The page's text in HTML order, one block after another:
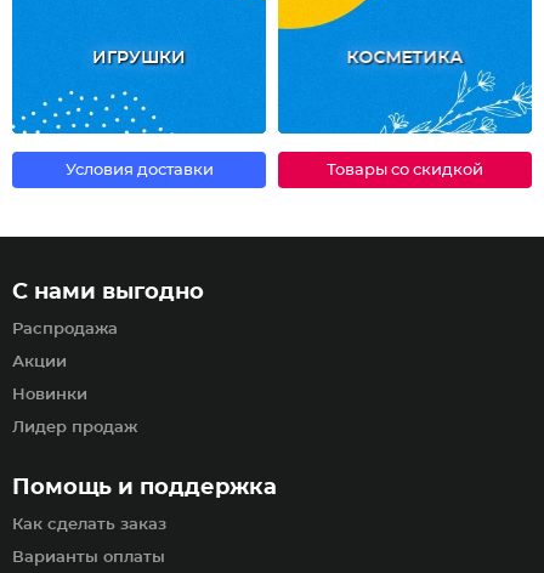
ИГРУШКИ КОСМЕТИКА
Условия доставки Товары со скидкой
Помощь и поддержка
Как сделать заказ
Варианты оплаты
С нами выгодно
Распродажа
Акции
Новинки
Лидер продаж